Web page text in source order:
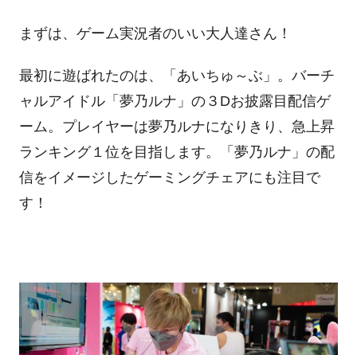
まずは、ゲーム実況者のいい大人達さん！
最初に遊ばれたのは、「あいちゅ～ぶ」。バーチ
ャルアイドル「夢乃ルナ」の３Dお披露目配信ゲ
ーム。プレイヤーは夢乃ルナになりきり、急上昇
ランキング１位を目指します。「夢乃ルナ」の配
信をイメージしたゲーミングチェアにも注目で
す！